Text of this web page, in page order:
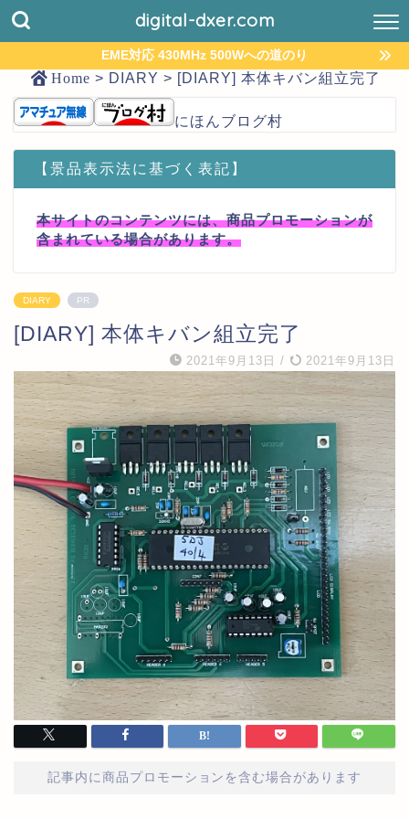
digital-dxer.com
EME対応 430MHz 500Wへの道のり
Home > DIARY > [DIARY] 本体キバン組立完了
にほんブログ村
【景品表示法に基づく表記】
本サイトのコンテンツには、商品プロモーションが
含まれている場合があります。
DIARY PR
[DIARY] 本体キバン組立完了
2021年9月13日 / 2021年9月13日
記事内に商品プロモーションを含む場合があります